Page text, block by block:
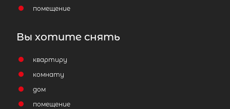
помещение
Вы хотите снять
квартиру
комнату
дом
помещение